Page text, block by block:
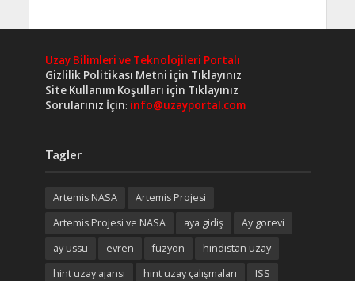
Uzay Bilimleri ve Teknolojileri Portalı
Gizlilik Politikası Metni için Tıklayınız
Site Kullanım Koşulları için Tıklayınız
Sorularınız İçin: info@uzayportal.com
Tagler
Artemis NASA
Artemis Projesi
Artemis Projesi ve NASA
aya gidiş
Ay gorevi
ay üssü
evren füzyon
hindistan uzay
hint uzay ajansı
hint uzay çalışmaları
ISS